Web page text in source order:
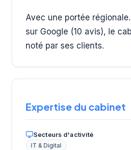
Avec une portée
sur Google (10 avis), le
noté par ses clients.
Expertise du cabinet
Secteurs d'activité
IT & Digital